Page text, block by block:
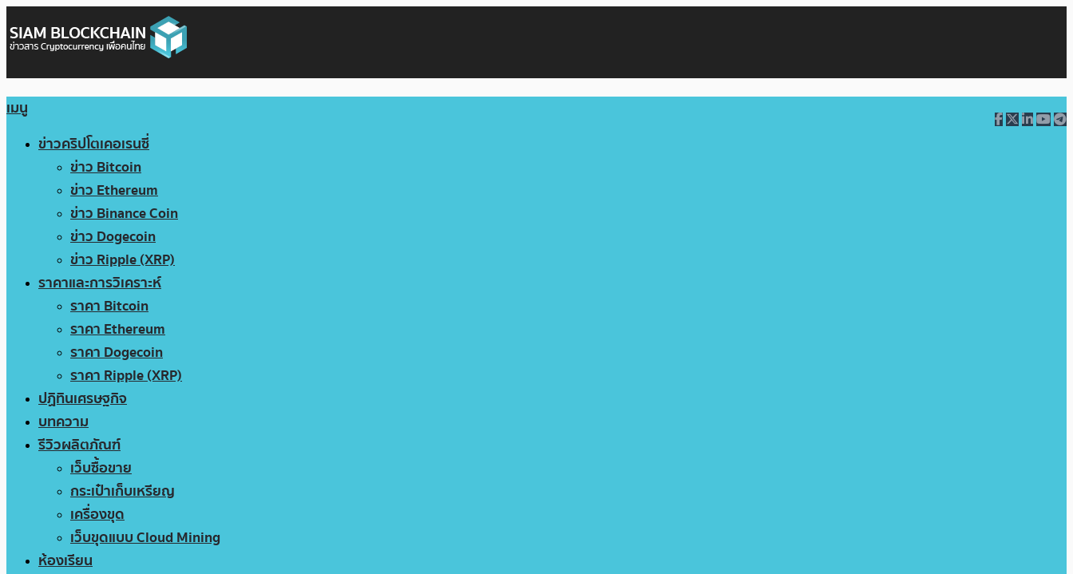
เมนู
ข่าวคริปโตเคอเรนซี่
ข่าว Bitcoin
ข่าว Ethereum
ข่าว Binance Coin
ข่าว Dogecoin
ข่าว Ripple (XRP)
ราคาและการวิเคราะห์
ราคา Bitcoin
ราคา Ethereum
ราคา Dogecoin
ราคา Ripple (XRP)
ปฏิทินเศรษฐกิจ
บทความ
รีวิวผลิตภัณฑ์
เว็บซื้อขาย
กระเป๋าเก็บเหรียญ
เครื่องขุด
เว็บขุดแบบ Cloud Mining
ห้องเรียน